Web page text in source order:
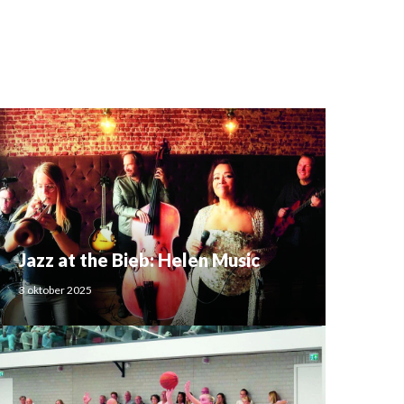
Jazz at the Bieb: Helen Music
3 oktober 2025